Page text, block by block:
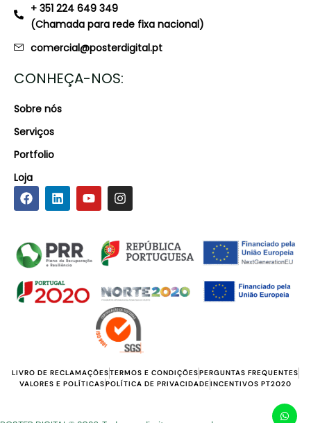
+ 351 224 649 349
(Chamada para rede fixa nacional)
comercial@posterdigital.pt
CONHEÇA-NOS:
Sobre nós
Serviços
Portfolio
Loja
LIVRO DE RECLAMAÇÕESTERMOS E CONDIÇÕESPERGUNTAS FREQUENTES
VALORES E POLÍTICASPOLÍTICA DE PRIVACIDADEINCENTIVOS PT2020